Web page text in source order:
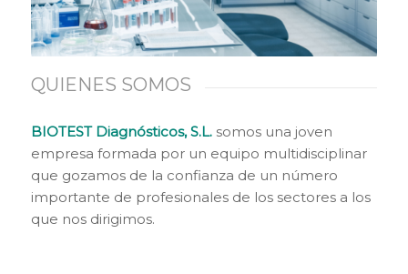
QUIENES SOMOS
BIOTEST Diagnósticos, S.L.somos una joven
empresa formada por un equipo multidisciplinar
que gozamos de la confianza de un número
importante de profesionales de los sectores a los
que nos dirigimos.